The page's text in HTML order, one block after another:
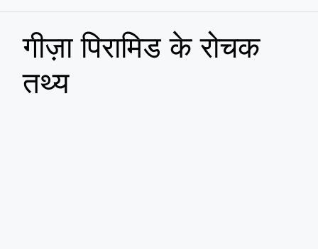
गीज़ा पिरामिड के रोचक
तथ्य